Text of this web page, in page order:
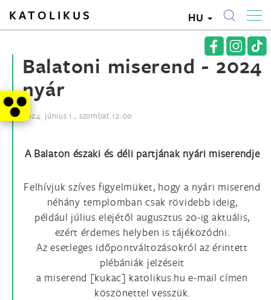
KATOLIKUS HU
Balatoni miserend - 2024
nyár
2024. június 1., szombat 12:00
A Balaton északi és déli partjának nyári miserendje
Felhívjuk szíves figyelmüket, hogy a nyári miserend
néhány templomban csak rövidebb ideig,
például július elejétől augusztus 20-ig aktuális,
ezért érdemes helyben is tájékozódni.
Az esetleges időpontváltozásokról az érintett
plébániák jelzéseit
a miserend [kukac] katolikus.hu e-mail címen
köszönettel vesszük.